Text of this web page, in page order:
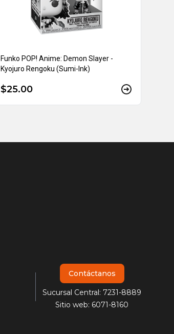
Funko POP! Anime: Demon Slayer -
Kyojuro Rengoku (Sumi-Ink)
$25.00
Contáctanos
Sucursal Central: 7231-8889
Sitio web: 6071-8160